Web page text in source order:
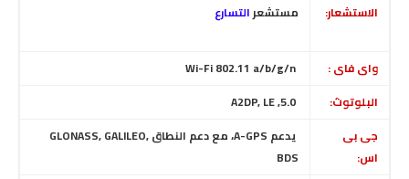
الاستشعار:
مستشعر التسارع
واى فاى :
البلوتوث:
5.0, A2DP, LE
جى بى
اس:
يدعم A-GPS، مع دعم النطاق GLONASS, GALILEO,
BDS